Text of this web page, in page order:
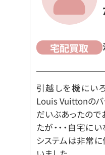
宅配買取
引越しを機にい
Louis Vuittonのバ
だいぶあったので
たが・・・自宅に
システムは非常に